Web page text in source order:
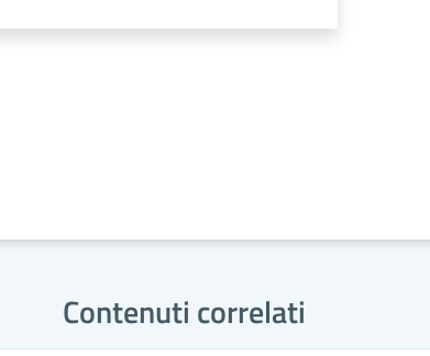
Contenuti correlati